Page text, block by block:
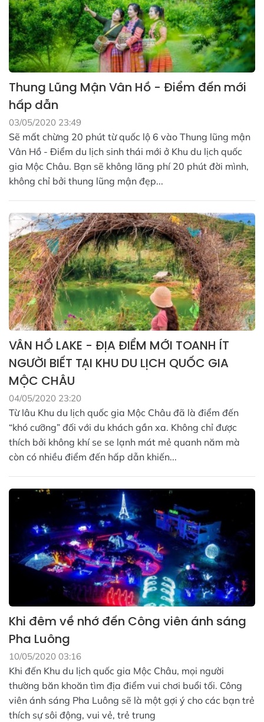
Thung Lũng Mận Vân Hồ - Điểm đến mới
hấp dẫn
03/05/2020 23:49
Sẽ mất chừng 20 phút từ quốc lộ 6 vào Thung lũng mận
Vân Hồ - Điểm du lịch sinh thái mới ở Khu du lịch quốc
gia Mộc Châu. Bạn sẽ không lãng phí 20 phút đời mình,
không chỉ bởi thung lũng mận đẹp...
VÂN HỒ LAKE - ĐỊA ĐIỂM MỚI TOANH ÍT
NGƯỜI BIẾT TẠI KHU DU LỊCH QUỐC GIA
MỘC CHÂU
04/05/2020 23:20
Từ lâu Khu du lịch quốc gia Mộc Châu đã là điểm đến
“khó cưỡng” đối với du khách gần xa. Không chỉ được
thích bởi không khí se se lạnh mát mẻ quanh năm mà
còn có nhiều điểm đến hấp dẫn khiến...
Khi đêm về nhớ đến Công viên ánh sáng
Pha Luông
10/05/2020 03:16
Khi đến Khu du lịch quốc gia Mộc Châu, mọi người
thường băn khoăn tìm địa điểm vui chơi buổi tối. Công
viên ánh sáng Pha Luông sẽ là một gợi ý cho các bạn trẻ
thích sự sôi động, vui vẻ, trẻ trung